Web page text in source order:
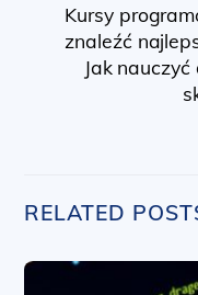
Kursy
znaleźć
Jak
RELATED